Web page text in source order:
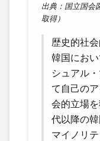
出典：国立国会
取得）
歴史的社
韓国にお
シュアル
て自己の
会的立場
代以降の
マイノリ